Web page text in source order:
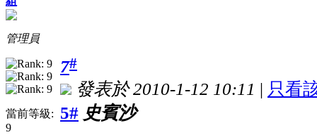
管理員
當前等級:
9
7#
發表於 2010-1-12 10:11 | 只看
5# 史賓沙